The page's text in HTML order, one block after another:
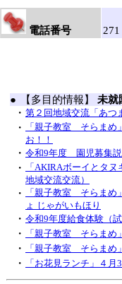
電話番号
● 【多目的情報】 未就
・ 第２回地域交流「あつ
・
「親子教室 そらまめ
お！！
・ 令和9年度 園児募集
・
「AKIRAボーイとタ
地域交流交流）
・
「親子教室 そらまめ
ょ じゃがいもほり
・ 令和9年度給食体験（
・ 「親子教室 そらまめ
・ 「親子教室 そらまめ
・ 「お花見ランチ」４月3
・「探検しよう！！作品